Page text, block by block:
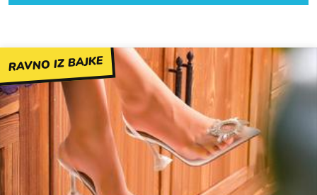
RAVNO IZ BAJKE